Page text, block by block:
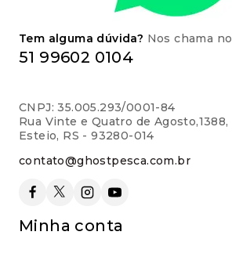
Tem alguma dúvida? Nos chama
51 99602 0104
CNPJ: 35.005.293/0001-84
Rua Vinte e Quatro de
Esteio, RS - 93280-014
contato@ghostpesca.com.br
Minha conta